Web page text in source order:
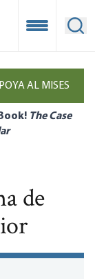
Open
AL MISES
The Case
de